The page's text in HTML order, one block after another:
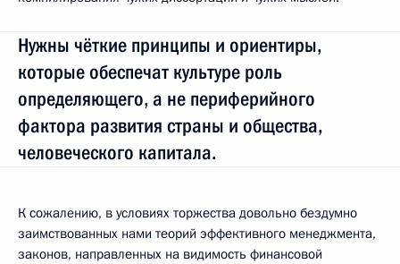
Нужны чёткие принципы и ориентиры,
которые обеспечат культуре роль
определяющего, а не периферийного
фактора развития страны и общества,
человеческого капитала.
К сожалению, в условиях торжества довольно бездумно
заимствованных нами теорий эффективного менеджмента,
законов, направленных на видимость финансовой